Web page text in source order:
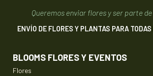
Queremos enviar flores y ser parte
ENVÍO DE FLORES Y PLANTAS PARA
BLOOMS FLORES Y EVENTOS
Flores